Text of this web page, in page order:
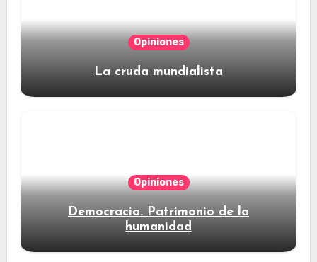
Opiniones
La cruda mundialista
Opiniones
Democracia. Patrimonio de la
humanidad